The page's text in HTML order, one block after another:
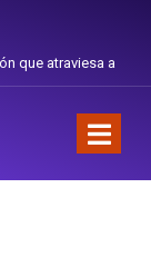
Gabriela Herrera y el